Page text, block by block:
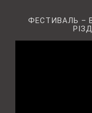
ФЕСТИВАЛЬ –